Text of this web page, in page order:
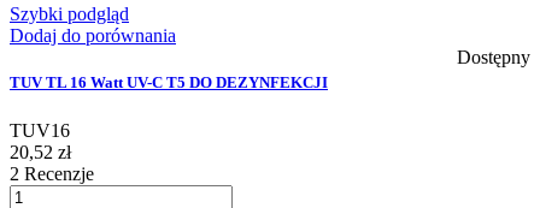
Szybki podgląd
Dodaj do porównania
Dostępny
TUV TL 16 Watt UV-C T5 DO DEZYNFEKCJI
TUV16
20,52 zł
2 Recenzje